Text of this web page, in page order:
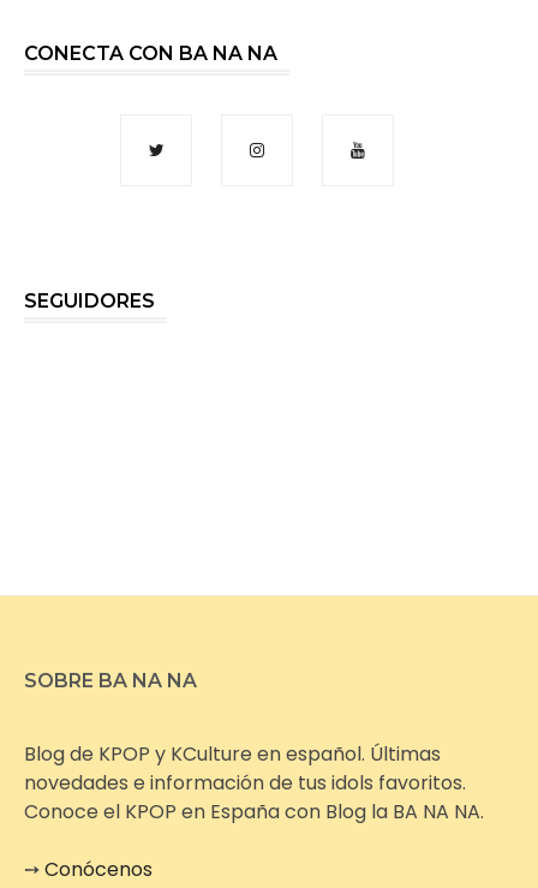
CONECTA CON BA NA NA
SEGUIDORES
SOBRE BA NA NA
Blog de KPOP y KCulture en español. Últimas
novedades e información de tus idols favoritos.
Conoce el KPOP en España con Blog la BA NA NA.
➙Conócenos